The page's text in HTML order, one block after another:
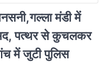
मंडी में
पत्थर से कुचलकर
में जुटी पुलिस